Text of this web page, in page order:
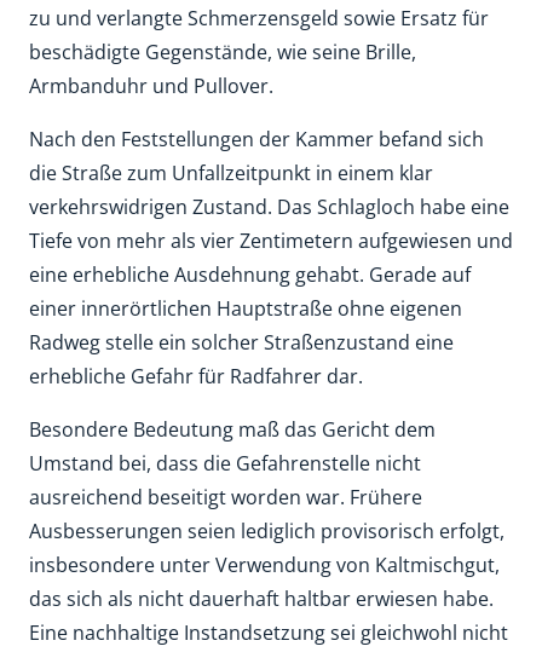
zu und verlangte Schmerzensgeld sowie Ersatz für
beschädigte Gegenstände, wie seine Brille,
Armbanduhr und Pullover.
Nach den Feststellungen der Kammer befand sich
die Straße zum Unfallzeitpunkt in einem klar
verkehrswidrigen Zustand. Das Schlagloch habe eine
Tiefe von mehr als vier Zentimetern aufgewiesen und
eine erhebliche Ausdehnung gehabt. Gerade auf
einer innerörtlichen Hauptstraße ohne eigenen
Radweg stelle ein solcher Straßenzustand eine
erhebliche Gefahr für Radfahrer dar.
Besondere Bedeutung maß das Gericht dem
Umstand bei, dass die Gefahrenstelle nicht
ausreichend beseitigt worden war. Frühere
Ausbesserungen seien lediglich provisorisch erfolgt,
insbesondere unter Verwendung von Kaltmischgut,
das sich als nicht dauerhaft haltbar erwiesen habe.
Eine nachhaltige Instandsetzung sei gleichwohl nicht